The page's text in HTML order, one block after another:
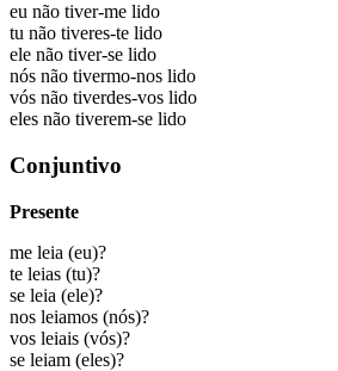
eu não tiver-me lido
tu não tiveres-te lido
ele não tiver-se lido
nós não tivermo-nos lido
vós não tiverdes-vos lido
eles não tiverem-se lido
Conjuntivo
Presente
me leia (eu)?
te leias (tu)?
se leia (ele)?
nos leiamos (nós)?
vos leiais (vós)?
se leiam (eles)?